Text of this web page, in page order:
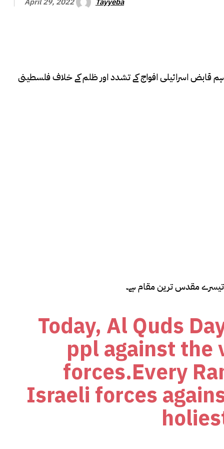
ہم قابض اسرائیلی افواج کے تشدد اور ظلم کے خلاف فلسطینی
مقدس ترین مقام ہے۔
Today, Al Quds
ppl against the
forces.Every
Israeli forces